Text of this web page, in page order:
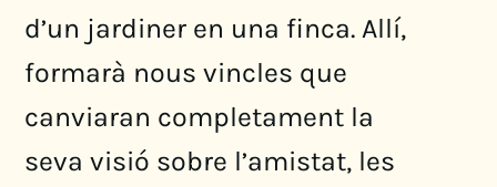
d’un jardiner en una finca. Allí,
formarà nous vincles que
canviaran completament la
seva visió sobre l’amistat, les